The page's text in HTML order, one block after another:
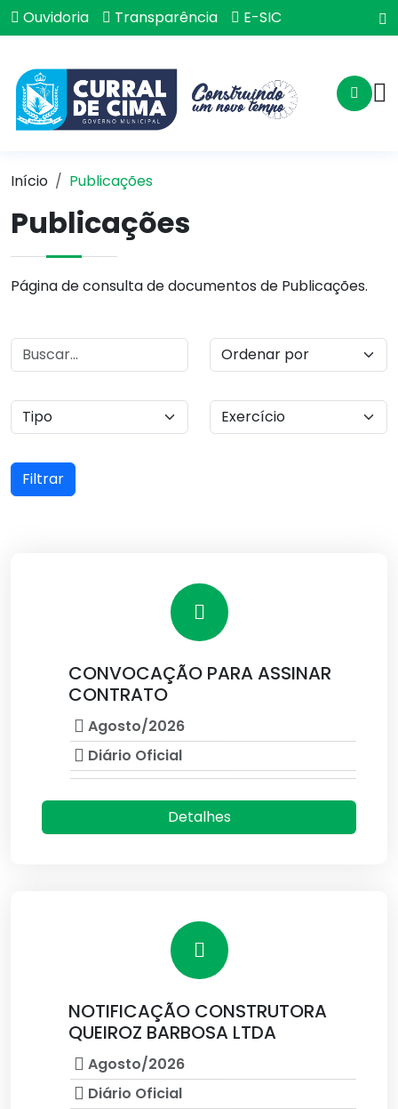
Ouvidoria Transparência E-SIC
Início Publicações
Publicações
Página de consulta de documentos de Publicações.
Filtrar
CONVOCAÇÃO PARA ASSINAR
CONTRATO
Agosto/2026
Diário Oficial
Detalhes
NOTIFICAÇÃO CONSTRUTORA
QUEIROZ BARBOSA LTDA
Agosto/2026
Diário Oficial